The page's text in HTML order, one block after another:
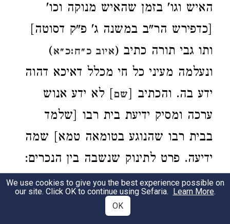
האיש וגו' בזמן שהאיש מנוקה וכו'
[כדפירש הר"ב במשנה ג' פ"ק דסוטה]
ותו גבי תורה כתיב (איוב כ״ח:כ״א)
ונעלמה מעיני כל חי מכלל דאיכא דהוה
ידע בה. והכתיב [שם] לא ידע אנוש
ערכה ומסיק ידיעת בית רבו [שלמד
בבית רבו שהנוגע בטומאה טמא] שמה
ידיעה. פרט לתינוק שנשבה בין הנכרים:
שיש בה ידיעה בתחלה. כתב הר"ב
איידי דזוטרי מילייהו וכו'. אע"ג דנפישי
We use cookies to give you the best experience possible on
our site. Click OK to continue using Sefaria. Learn More.
OK